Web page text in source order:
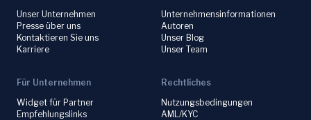
Unser Unternehmen
Presse über uns
Kontaktieren Sie uns
Karriere
Unternehmensinformationen
Autoren
Unser Blog
Unser Team
Für Unternehmen
Widget für Partner
Empfehlungslinks
Rechtliches
Nutzungsbedingungen
AML/KYC